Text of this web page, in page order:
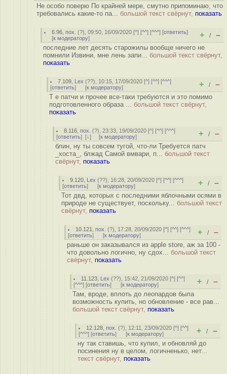
Не особо поверю По крайней мере, смутно припоминаю, что
требовались какие-то па... большой текст свёрнут, показать
6.96 ,пох. (?), 09:50, 16/09/2020 [^] [^^] [^^^] [ответить]
[к модератору] + / –
последние лет десять старожилы вообще ничего не
помнили Извини, мне лень запи... большой текст свёрнут,
показать
7.109 Lex (??), 10:15, 17/09/2020 [^] [^^] [^^^]
[ответить] [к модератору] + / –
Т е патчи и прочее все-таки требуются и это помимо
подготовленного образа ... большой текст свёрнут,
показать
8.116 ,пох. (?), 23:33, 19/09/2020 [^] [^^] [^^^]
[ответить] [↓] [к модератору] + / –
блин, ну ты совсем тугой, что-ли Требуется патч
_хоста_, блжад Самой вмвари, п... большой текст
свёрнут, показать
9.120 Lex (??), 16:28, 20/09/2020 [^] [^^] [^^^]
[ответить] [к модератору] + / –
Тот двд, которых с последними яблочными осями в
природе не существует, поскольку... большой текст
свёрнут, показать
10.121 ,пох. (?), 17:28, 20/09/2020 [^] [^^] [^^^]
[ответить] [к модератору] + / –
раньше он заказывался из apple store, аж за 100 -
что довольно логично, ну сдох... большой текст
свёрнут, показать
11.123 Lex (??), 15:42, 21/09/2020 [^] [^^]
[^^^] [ответить] [к модератору] + / –
Там, вроде, вплоть до леопардов была
возможность купить, но обновление - все рав...
большой текст свёрнут, показать
12.128 ,пох. (?), 12:11, 23/09/2020 [^] [^^]
[^^^] [ответить] [к модератору] + / –
ну так ставишь, что купил, и обновляй до
посинения ну в целом, логичненько, нет...
текст свёрнут, показать